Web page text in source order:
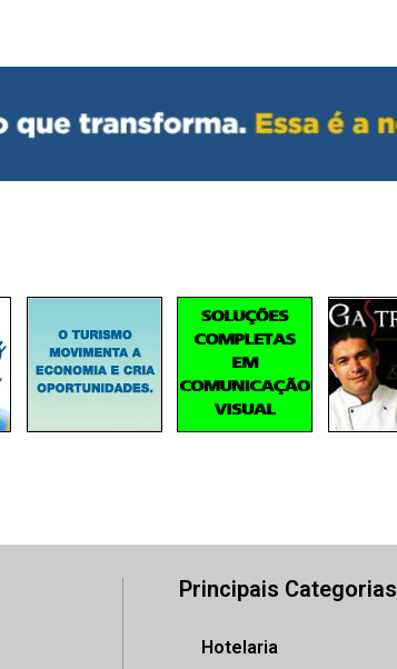
Principais Categorias
Hotelaria